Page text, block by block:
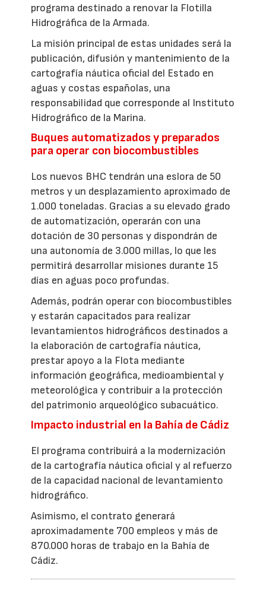
programa destinado a renovar la Flotilla
Hidrográfica de la Armada.
La misión principal de estas unidades será la
publicación, difusión y mantenimiento de la
cartografía náutica oficial del Estado en
aguas y costas españolas, una
responsabilidad que corresponde al Instituto
Hidrográfico de la Marina.
Buques automatizados y preparados
para operar con biocombustibles
Los nuevos BHC tendrán una eslora de 50
metros y un desplazamiento aproximado de
1.000 toneladas. Gracias a su elevado grado
de automatización, operarán con una
dotación de 30 personas y dispondrán de
una autonomía de 3.000 millas, lo que les
permitirá desarrollar misiones durante 15
días en aguas poco profundas.
Además, podrán operar con biocombustibles
y estarán capacitados para realizar
levantamientos hidrográficos destinados a
la elaboración de cartografía náutica,
prestar apoyo a la Flota mediante
información geográfica, medioambiental y
meteorológica y contribuir a la protección
del patrimonio arqueológico subacuático.
Impacto industrial en la Bahía de Cádiz
El programa contribuirá a la modernización
de la cartografía náutica oficial y al refuerzo
de la capacidad nacional de levantamiento
hidrográfico.
Asimismo, el contrato generará
aproximadamente 700 empleos y más de
870.000 horas de trabajo en la Bahía de
Cádiz.